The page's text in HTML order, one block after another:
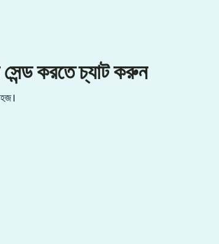
করতে চ্যাট করুন